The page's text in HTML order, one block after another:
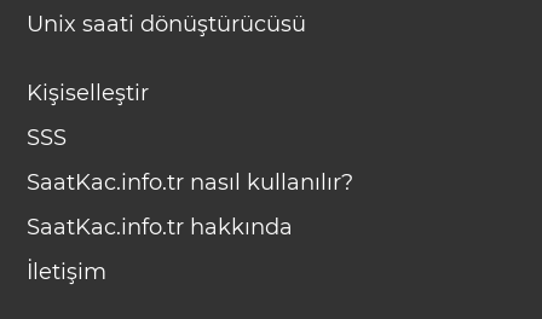
Unix saati dönüştürücüsü
Kişiselleştir
SSS
SaatKac.info.tr nasıl kullanılır?
SaatKac.info.tr hakkında
İletişim